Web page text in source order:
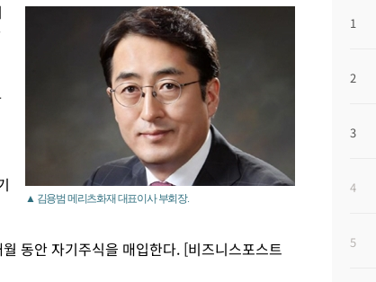
▲ 김용범 메리츠화재 대표이사 부회장.
동안 자기주식을 매입한다. [비즈니스포스트
1
2
3
4
5